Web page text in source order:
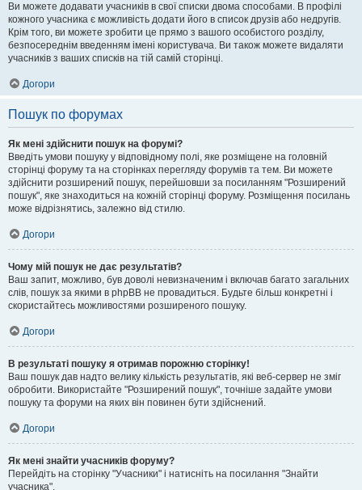
Ви можете додавати учасників в свої списки двома способами. В профілі
кожного учасника є можливість додати його в список друзів або недругів.
Крім того, ви можете зробити це прямо з вашого особистого розділу,
безпосереднім введенням імені користувача. Ви також можете видаляти
учасників з ваших списків на тій самій сторінці.
Догори
Пошук по форумах
Як мені здійснити пошук на форумі?
Введіть умови пошуку у відповідному полі, яке розміщене на головній
сторінці форуму та на сторінках перегляду форумів та тем. Ви можете
здійснити розширений пошук, перейшовши за посиланням "Розширений
пошук", яке знаходиться на кожній сторінці форуму. Розміщення посилань
може відрізнятись, залежно від стилю.
Догори
Чому мій пошук не дає результатів?
Ваш запит, можливо, був доволі невизначеним і включав багато загальних
слів, пошук за якими в phpBB не провадиться. Будьте більш конкретні і
скористайтесь можливостями розширеного пошуку.
Догори
В результаті пошуку я отримав порожню сторінку!
Ваш пошук дав надто велику кількість результатів, які веб-сервер не зміг
обробити. Використайте "Розширений пошук", точніше задайте умови
пошуку та форуми на яких він повинен бути здійснений.
Догори
Як мені знайти учасників форуму?
Перейдіть на сторінку "Учасники" і натисніть на посилання "Знайти
учасника".